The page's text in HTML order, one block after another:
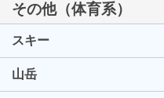
その他（体育系）
スキー
山岳